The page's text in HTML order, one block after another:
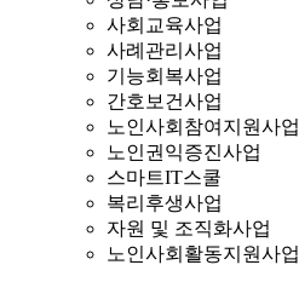
사회교육사업
사례관리사업
기능회복사업
간호보건사업
노인사회참여지원사업
노인권익증진사업
스마트IT스쿨
복리후생사업
자원 및 조직화사업
노인사회활동지원사업